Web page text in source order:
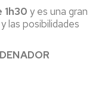
1h30 y es una gran
las posibilidades